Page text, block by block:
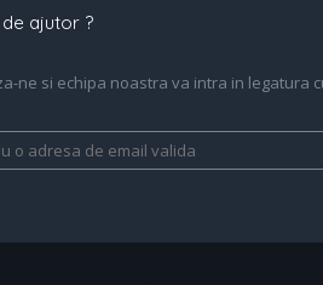
ajutor ?
ne si echipa noastra va intra in legatura